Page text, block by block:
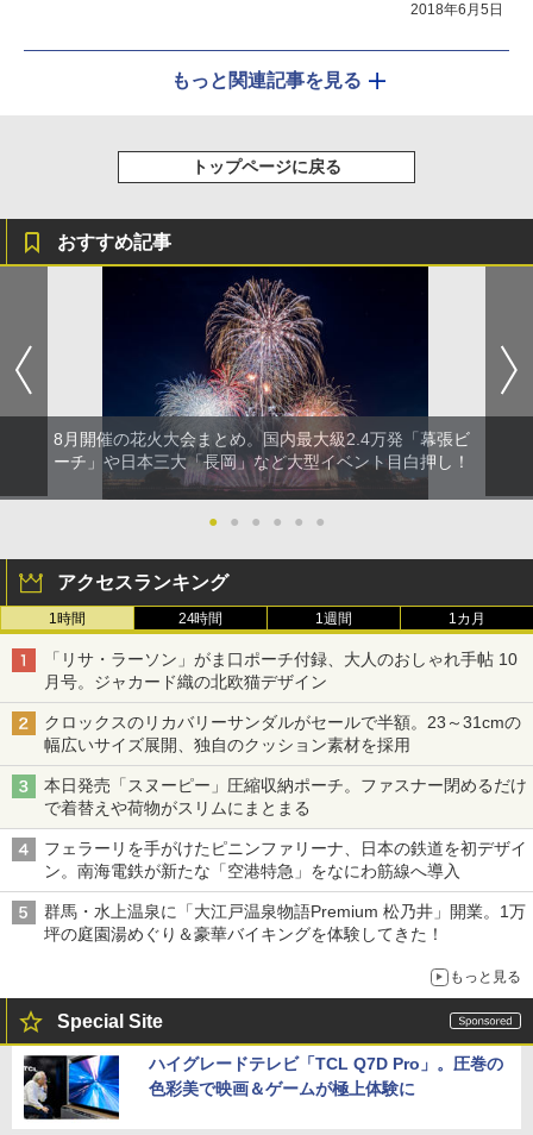
2018年6月5日
もっと関連記事を見る
トップページに戻る
おすすめ記事
8月開催の花火大会まとめ。国内最大級2.4万発「幕張ビ
ーチ」や日本三大「長岡」など大型イベント目白押し！
● ● ● ● ● ●
アクセスランキング
1時間 24時間 1週間 1カ月
「リサ・ラーソン」がま口ポーチ付録、大人のおしゃれ手帖 10
月号。ジャカード織の北欧猫デザイン
クロックスのリカバリーサンダルがセールで半額。23～31cmの
幅広いサイズ展開、独自のクッション素材を採用
本日発売「スヌーピー」圧縮収納ポーチ。ファスナー閉めるだけ
で着替えや荷物がスリムにまとまる
フェラーリを手がけたピニンファリーナ、日本の鉄道を初デザイ
ン。南海電鉄が新たな「空港特急」をなにわ筋線へ導入
群馬・水上温泉に「大江戸温泉物語Premium 松乃井」開業。1万
坪の庭園湯めぐり＆豪華バイキングを体験してきた！
もっと見る
Special Site
ハイグレードテレビ「TCL Q7D Pro」。圧巻の
色彩美で映画＆ゲームが極上体験に